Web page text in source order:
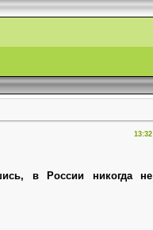
13:32
в России никогда не